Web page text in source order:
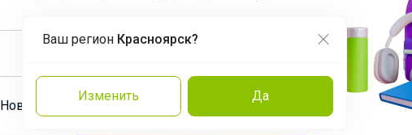
Ваш регион Красноярск?
Изменить Да
Новости Команда Эксперты